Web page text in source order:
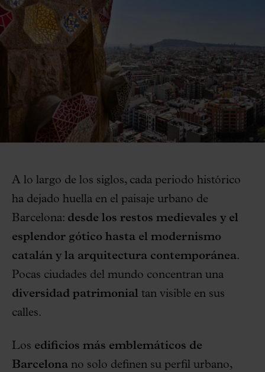
A lo largo de los siglos, cada periodo histórico
ha dejado huella en el paisaje urbano de
Barcelona: desde los restos medievales y el
esplendor gótico hasta el modernismo
catalán y la arquitectura contemporánea.
Pocas ciudades del mundo concentran una
diversidad patrimonial tan visible en sus
calles.
Los edificios más emblemáticos de
Barcelona no solo definen su perfil urbano,